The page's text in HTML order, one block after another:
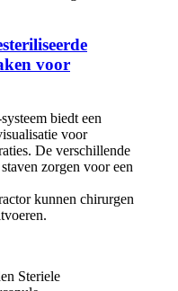
voor
biedt een
voor
De verschillende
zorgen voor een
kunnen chirurgen